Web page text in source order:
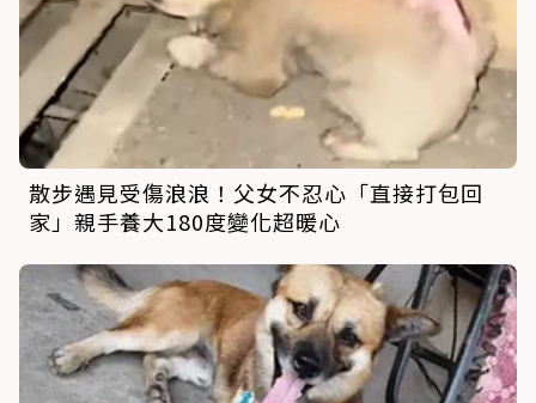
散步遇見受傷浪浪！父女不忍心「直接打包回
家」親手養大180度變化超暖心